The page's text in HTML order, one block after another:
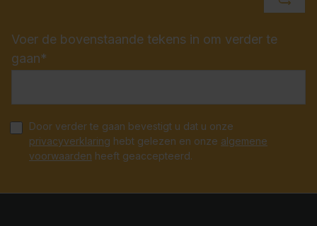
Voer de bovenstaande tekens in om verder te
gaan*
Door verder te gaan bevestigt u dat u onze
privacyverklaring hebt gelezen en onze algemene
voorwaarden heeft geaccepteerd.